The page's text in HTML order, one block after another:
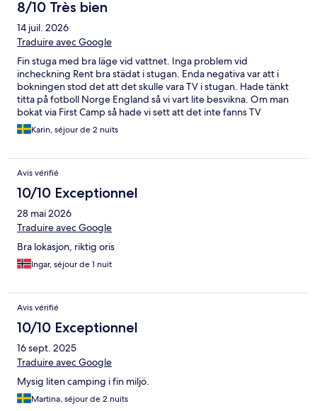
8/10 Très bien
14 juil. 2026
Traduire avec Google
Fin stuga med bra läge vid vattnet. Inga problem vid
incheckning Rent bra städat i stugan. Enda negativa var att i
bokningen stod det att det skulle vara TV i stugan. Hade tänkt
titta på fotboll Norge England så vi vart lite besvikna. Om man
bokat via First Camp så hade vi sett att det inte fanns TV
Karin, séjour de 2 nuits
Avis vérifié
10/10 Exceptionnel
28 mai 2026
Traduire avec Google
Bra lokasjon, riktig oris
Ingar, séjour de 1 nuit
Avis vérifié
10/10 Exceptionnel
16 sept. 2025
Traduire avec Google
Mysig liten camping i fin miljö.
Martina, séjour de 2 nuits